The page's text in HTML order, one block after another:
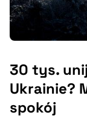
30 tys.
Ukrainie?
spokój